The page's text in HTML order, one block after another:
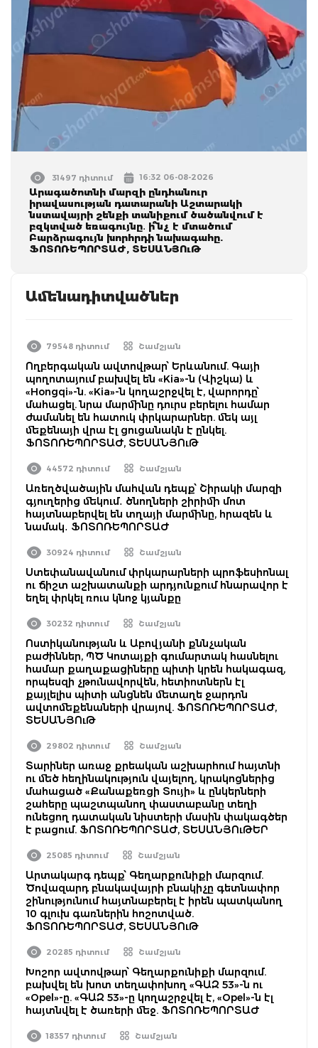
31497 դիտում 16:32 06-08-2026
Արագածոտնի մարզի ընդհանուր
իրավասության դատարանի Աշտարակի
նստավայրի շենքի տանիքում ծածանվում է
բզկտված եռագույնը․ ի՞նչ է մտածում
Բարձրագույն խորհրդի նախագահը.
ՖՈՏՈՌԵՊՈՐՏԱԺ, ՏԵՍԱՆՅՈւԹ
Ամենադիտվածներ
79548 դիտում Շամշյան
Ողբերգական ավտովթար՝ Երևանում. Գայի
պողոտայում բախվել են «Kia»-ն (Վիշկա) և
«Hongqi»-ն. «Kia»-ն կողաշրջվել է, վարորդը՝
մահացել. նրա մարմինը դուրս բերելու համար
ժամանել են հատուկ փրկարարներ. մեկ այլ
մեքենայի վրա էլ ցուցանակն է ընկել.
ՖՈՏՈՌԵՊՈՐՏԱԺ, ՏԵՍԱՆՅՈւԹ
44572 դիտում Շամշյան
Առեղծվածային մահվան դեպք՝ Շիրակի մարզի
գյուղերից մեկում․ ծնողների շիրիմի մոտ
հայտնաբերվել են տղայի մարմինը, հրազեն և
նամակ․ ՖՈՏՈՌԵՊՈՐՏԱԺ
30924 դիտում Շամշյան
Ստեփանավանում փրկարարների պրոֆեսիոնալ
ու ճիշտ աշխատանքի արդյունքում հնարավոր է
եղել փրկել ռուս կնոջ կյանքը
30232 դիտում Շամշյան
Ոստիկանության և Աբովյանի քննչական
բաժիններ, ՊԾ Կոտայքի գումարտակ հասնելու
համար քաղաքացիները պիտի կրեն հակագազ,
որպեսզի չթունավորվեն, հետիոտներն էլ
քայլելիս պիտի անցնեն մետաղե ջարդոն
ավտոմեքենաների վրայով. ՖՈՏՈՌԵՊՈՐՏԱԺ,
ՏԵՍԱՆՅՈւԹ
29802 դիտում Շամշյան
Տարիներ առաջ քրեական աշխարհում հայտնի
ու մեծ հեղինակություն վայելող, կրակոցներից
մահացած «Քանաքեռցի Տույի» և ընկերների
շահերը պաշտպանող փաստաբանը տեղի
ունեցող դատական նիստերի մասին փակագծեր
է բացում. ՖՈՏՈՌԵՊՈՐՏԱԺ, ՏԵՍԱՆՅՈւԹԵՐ
25085 դիտում Շամշյան
Արտակարգ դեպք՝ Գեղարքունիքի մարզում.
Ծովազարդ բնակավայրի բնակիչը գետնափոր
շինությունում հայտնաբերել է իրեն պատկանող
10 գլուխ գառներին հոշոտված.
ՖՈՏՈՌԵՊՈՐՏԱԺ, ՏԵՍԱՆՅՈւԹ
20285 դիտում Շամշյան
Խոշոր ավտովթար՝ Գեղարքունիքի մարզում.
բախվել են խոտ տեղափոխող «ԳԱԶ 53»-ն ու
«Opel»-ը. «ԳԱԶ 53»-ը կողաշրջվել է, «Opel»-ն էլ
հայտնվել է ծառերի մեջ. ՖՈՏՈՌԵՊՈՐՏԱԺ
18357 դիտում Շամշյան